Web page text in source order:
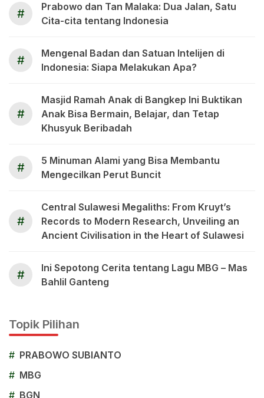
#
Prabowo dan Tan Malaka: Dua Jalan, Satu
Cita-cita tentang Indonesia
#
Mengenal Badan dan Satuan Intelijen di
Indonesia: Siapa Melakukan Apa?
#
Masjid Ramah Anak di Bangkep Ini Buktikan
Anak Bisa Bermain, Belajar, dan Tetap
Khusyuk Beribadah
#
5 Minuman Alami yang Bisa Membantu
Mengecilkan Perut Buncit
#
Central Sulawesi Megaliths: From Kruyt’s
Records to Modern Research, Unveiling an
Ancient Civilisation in the Heart of Sulawesi
#
Ini Sepotong Cerita tentang Lagu MBG – Mas
Bahlil Ganteng
Topik Pilihan
# PRABOWO SUBIANTO
# MBG
# BGN